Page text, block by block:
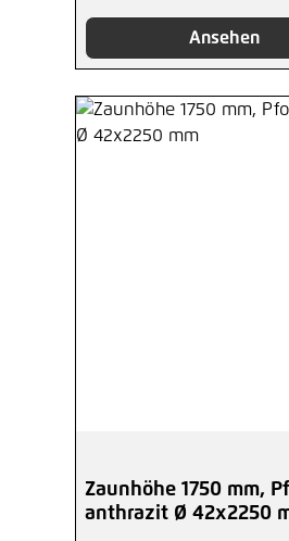
Ansehen
Zaunhöhe 1750 mm,
anthrazit Ø 42x2250